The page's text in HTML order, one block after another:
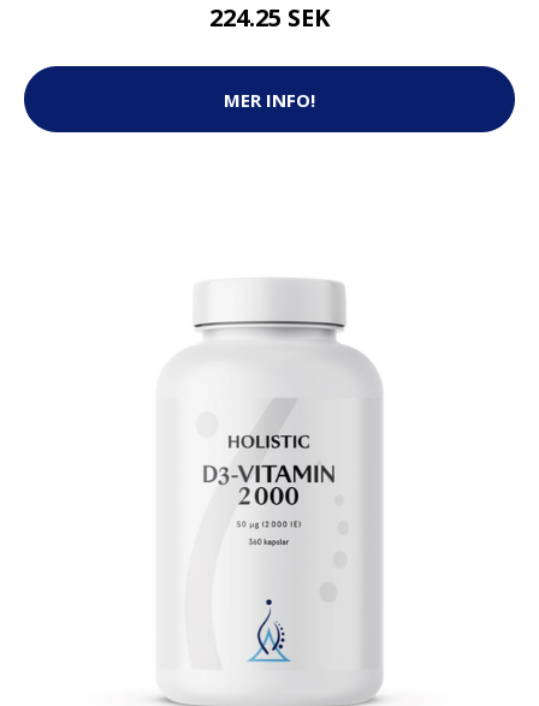
224.25 SEK
MER INFO!